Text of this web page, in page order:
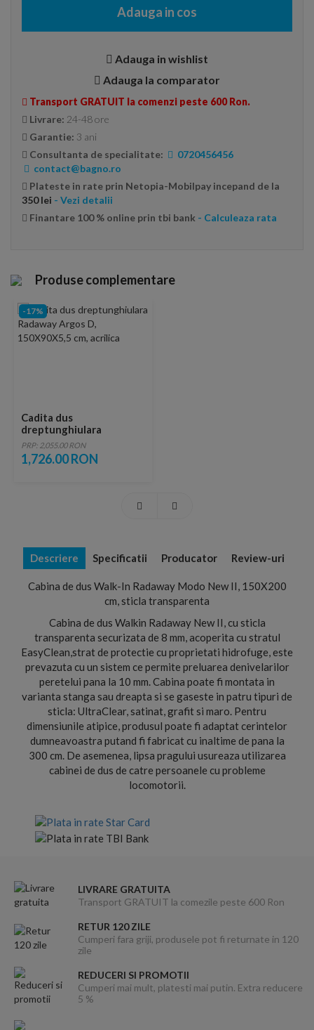
Adauga in cos
Adauga in wishlist
Adauga la comparator
Transport GRATUIT la comenzi peste 600 Ron.
Livrare: 24-48 ore
Garantie: 3 ani
Consultanta de specialitate:
0720456456
contact@bagno.ro
Plateste in rate prin Netopia-Mobilpay incepand de la
350 lei - Vezi detalii
Finantare 100 % online prin tbi bank - Calculeaza rata
Produse complementare
-17%
Cadita dus
dreptunghiulara
Radaway Argos D,
150X90X5,5 cm, acrilica
PRP: 2,055.00 RON
1,726.00 RON
Descriere Specificatii Producator Review-uri
Cabina de dus Walk-In Radaway Modo New II, 150X200
cm, sticla transparenta
Cabina de dus Walkin Radaway New II, cu sticla
transparenta securizata de 8 mm, acoperita cu stratul
EasyClean,strat de protectie cu proprietati hidrofuge, este
prevazuta cu un sistem ce permite preluarea denivelarilor
peretelui pana la 10 mm. Cabina poate fi montata in
varianta stanga sau dreapta si se gaseste in patru tipuri de
sticla: UltraClear, satinat, grafit si maro. Pentru
dimensiunile atipice, produsul poate fi adaptat cerintelor
dumneavoastra putand fi fabricat cu inaltime de pana la
300 cm. De asemenea, lipsa pragului usureaza utilizarea
cabinei de dus de catre persoanele cu probleme
locomotorii.
LIVRARE GRATUITA
Transport GRATUIT la comezile peste 600 Ron
RETUR 120 ZILE
Cumperi fara griji, produsele pot fi returnate in 120
zile
REDUCERI SI PROMOTII
Cumperi mai mult, platesti mai putin. Extra reducere
5 %